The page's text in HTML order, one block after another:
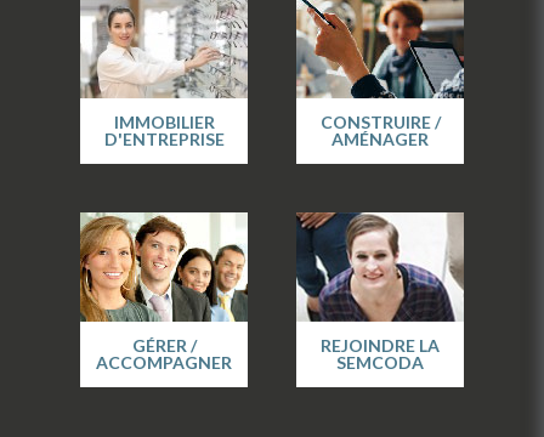
IMMOBILIER
D'ENTREPRISE
CONSTRUIRE /
AMÉNAGER
GÉRER /
ACCOMPAGNER
REJOINDRE LA
SEMCODA